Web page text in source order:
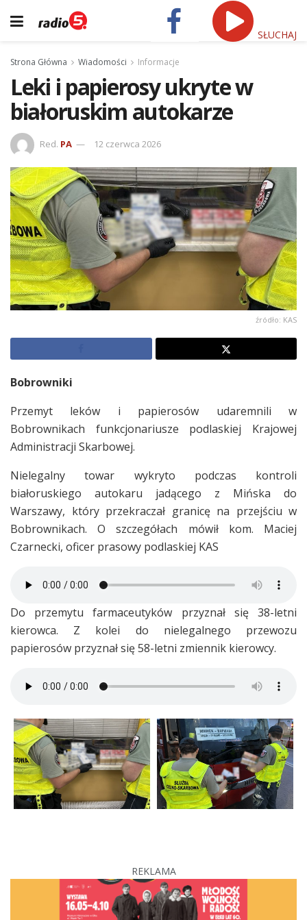
SŁUCHAJ
Strona Główna Wiadomości Informacje
Leki i papierosy ukryte w
białoruskim autokarze
Red. PA 12 czerwca 2026
źródło: KAS
Bobrowniki
Przemyt leków i papierosów udaremnili w
Bobrownikach funkcjonariusze podlaskiej Krajowej
Administracji Skarbowej.
Nielegalny towar wykryto podczas kontroli
białoruskiego autokaru jadącego z Mińska do
Warszawy, który przekraczał granicę na przejściu w
Bobrownikach. O szczegółach mówił kom. Maciej
Czarnecki, oficer prasowy podlaskiej KAS
Do przemytu farmaceutyków przyznał się 38-letni
kierowca. Z kolei do nielegalnego przewozu
papierosów przyznał się 58-letni zmiennik kierowcy.
REKLAMA